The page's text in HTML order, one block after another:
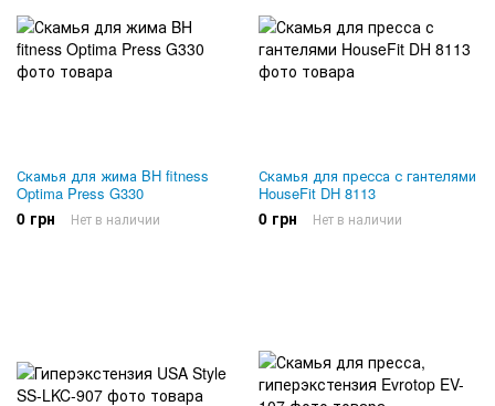
Скамья для жима BH fitness
Optima Press G330
0 грн Нет в наличии
Скамья для пресса с гантелями
HouseFit DH 8113
0 грн Нет в наличии